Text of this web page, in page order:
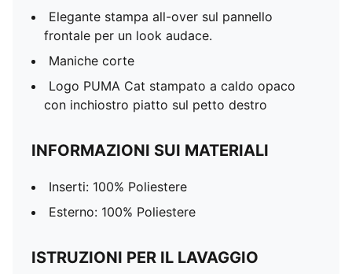
Elegante stampa all-over sul pannello
frontale per un look audace.
Maniche corte
Logo PUMA Cat stampato a caldo opaco
con inchiostro piatto sul petto destro
INFORMAZIONI SUI MATERIALI
Inserti: 100% Poliestere
Esterno: 100% Poliestere
ISTRUZIONI PER IL LAVAGGIO